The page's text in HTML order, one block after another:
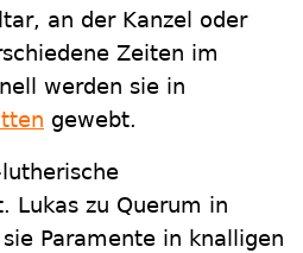
an der Kanzel oder
Zeiten im
werden sie in
gewebt.
Lukas zu Querum in
Paramente in knalligen